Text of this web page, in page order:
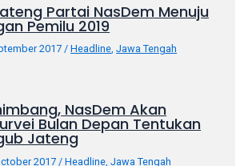
Partai NasDem Menuju
Pemilu 2019
2017 /Headline ,Jawa Tengah
NasDem Akan
Bulan Depan Tentukan
Jateng
2017 /Headline ,Jawa Tengah